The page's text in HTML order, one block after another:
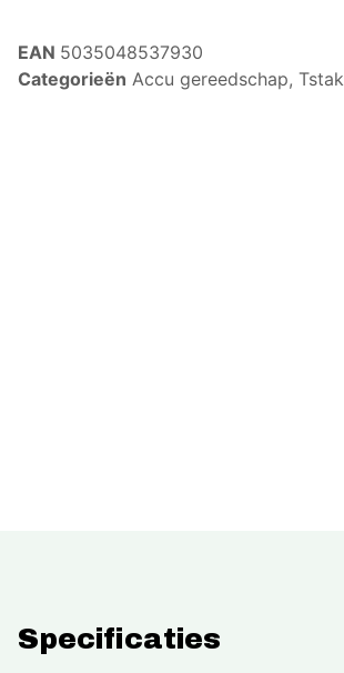
EAN 5035048537930
Categorieën Accu gereedschap, Tstak
Specificaties